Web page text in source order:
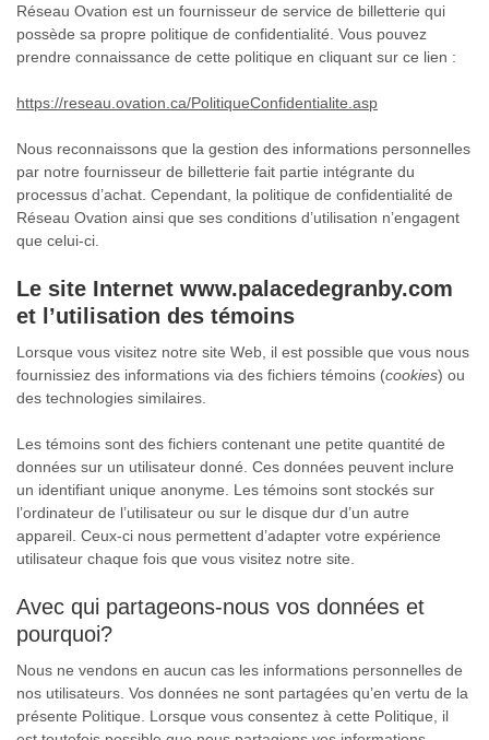
Réseau Ovation est un fournisseur de service de billetterie qui
possède sa propre politique de confidentialité. Vous pouvez
prendre connaissance de cette politique en cliquant sur ce lien :
https://reseau.ovation.ca/PolitiqueConfidentialite.asp
Nous reconnaissons que la gestion des informations personnelles
par notre fournisseur de billetterie fait partie intégrante du
processus d’achat. Cependant, la politique de confidentialité de
Réseau Ovation ainsi que ses conditions d’utilisation n’engagent
que celui-ci.
Le site Internet www.palacedegranby.com
et l’utilisation des témoins
Lorsque vous visitez notre site Web, il est possible que vous nous
fournissiez des informations via des fichiers témoins (cookies) ou
des technologies similaires.
Les témoins sont des fichiers contenant une petite quantité de
données sur un utilisateur donné. Ces données peuvent inclure
un identifiant unique anonyme. Les témoins sont stockés sur
l’ordinateur de l’utilisateur ou sur le disque dur d’un autre
appareil. Ceux-ci nous permettent d’adapter votre expérience
utilisateur chaque fois que vous visitez notre site.
Avec qui partageons-nous vos données et
pourquoi?
Nous ne vendons en aucun cas les informations personnelles de
nos utilisateurs. Vos données ne sont partagées qu’en vertu de la
présente Politique. Lorsque vous consentez à cette Politique, il